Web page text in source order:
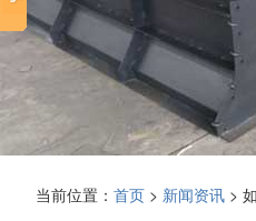
当前位置： 首页 > 新闻资讯 >